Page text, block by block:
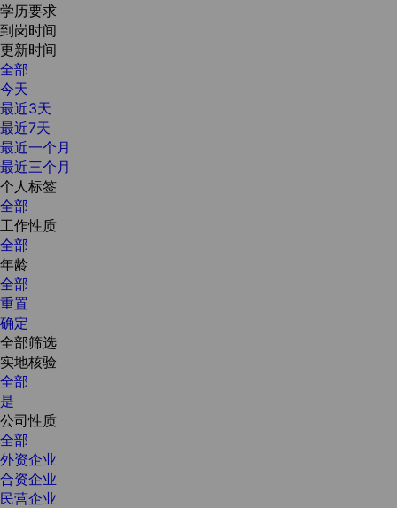
学历要求
到岗时间
更新时间
全部
今天
最近3天
最近7天
最近一个月
最近三个月
个人标签
全部
工作性质
全部
年龄
全部
重置
确定
全部筛选
实地核验
全部
是
公司性质
全部
外资企业
合资企业
民营企业